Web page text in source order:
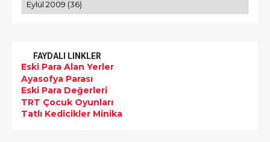
FAYDALI LINKLER
Eski Para Alan Yerler
Ayasofya Parası
Eski Para Değerleri
TRT Çocuk Oyunları
Tatlı Kedicikler Minika